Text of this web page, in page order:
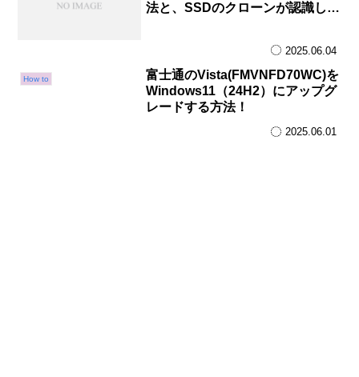
法と、SSDのクローンが認識しな
2025.06.04
How to
富士通のVista(FMVNFD70WC)を
Windows11（24H2）にアップグ
レードする方法！
2025.06.01